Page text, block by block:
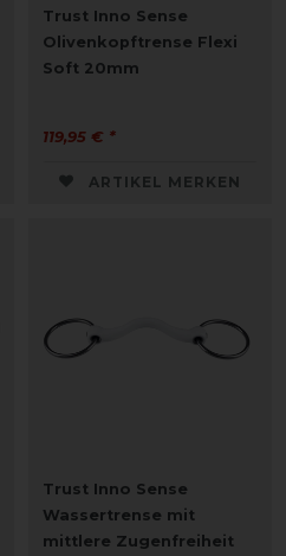
Trust Inno Sense
Olivenkopftrense Flexi
Soft 20mm
119,95 € *
ARTIKEL MERKEN
Trust Inno Sense
Wassertrense mit
mittlere Zugenfreiheit